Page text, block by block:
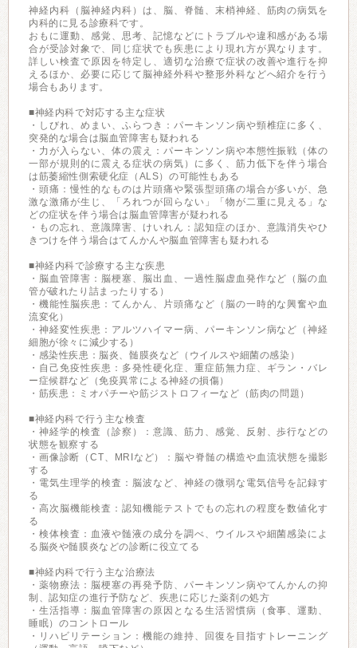
神経内科（脳神経内科）は、脳、脊髄、末梢神経、筋肉の病気を
内科的に見る診療科です。
おもに運動、感覚、思考、記憶などにトラブルや違和感がある場
合が受診対象で、同じ症状でも疾患により現れ方が異なります。
詳しい検査で原因を特定し、適切な治療で症状の改善や進行を抑
えるほか、必要に応じて脳神経外科や整形外科などへ紹介を行う
場合もあります。
■神経内科で対応する主な症状
・しびれ、めまい、ふらつき：パーキンソン病や頸椎症に多く、
突発的な場合は脳血管障害も疑われる
・力が入らない、体の震え：パーキンソン病や本態性振戦（体の
一部が規則的に震える症状の病気）に多く、筋力低下を伴う場合
は筋萎縮性側索硬化症（ALS）の可能性もある
・頭痛：慢性的なものは片頭痛や緊張型頭痛の場合が多いが、急
激な激痛が生じ、「ろれつが回らない」「物が二重に見える」な
どの症状を伴う場合は脳血管障害が疑われる
・もの忘れ、意識障害、けいれん：認知症のほか、意識消失やひ
きつけを伴う場合はてんかんや脳血管障害も疑われる
■神経内科で診療する主な疾患
・脳血管障害：脳梗塞、脳出血、一過性脳虚血発作など（脳の血
管が破れたり詰まったりする）
・機能性脳疾患：てんかん、片頭痛など（脳の一時的な興奮や血
流変化）
・神経変性疾患：アルツハイマー病、パーキンソン病など（神経
細胞が徐々に減少する）
・感染性疾患：脳炎、髄膜炎など（ウイルスや細菌の感染）
・自己免疫性疾患：多発性硬化症、重症筋無力症、ギラン・バレ
ー症候群など（免疫異常による神経の損傷）
・筋疾患：ミオパチーや筋ジストロフィーなど（筋肉の問題）
■神経内科で行う主な検査
・神経学的検査（診察）：意識、筋力、感覚、反射、歩行などの
状態を観察する
・画像診断（CT、MRIなど）：脳や脊髄の構造や血流状態を撮影
する
・電気生理学的検査：脳波など、神経の微弱な電気信号を記録す
る
・高次脳機能検査：認知機能テストでもの忘れの程度を数値化す
る
・検体検査：血液や髄液の成分を調べ、ウイルスや細菌感染によ
る脳炎や髄膜炎などの診断に役立てる
■神経内科で行う主な治療法
・薬物療法：脳梗塞の再発予防、パーキンソン病やてんかんの抑
制、認知症の進行予防など、疾患に応じた薬剤の処方
・生活指導：脳血管障害の原因となる生活習慣病（食事、運動、
睡眠）のコントロール
・リハビリテーション：機能の維持、回復を目指すトレーニング